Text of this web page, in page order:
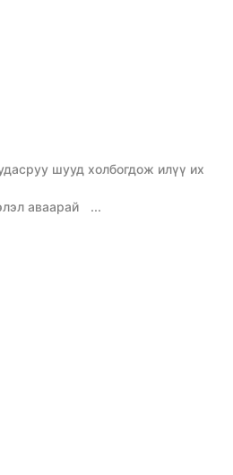
шууд холбогдож илүү их
аваарай ...